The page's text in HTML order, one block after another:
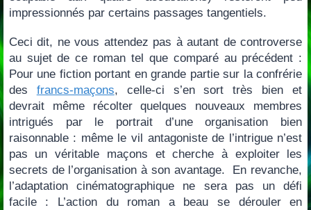
impressionnés par certains passages tangentiels.
Ceci dit, ne vous attendez pas à autant de controverse
au sujet de ce roman tel que comparé au précédent :
Pour une fiction portant en grande partie sur la confrérie
des francs-maçons, celle-ci s’en sort très bien et
devrait même récolter quelques nouveaux membres
intrigués par le portrait d’une organisation bien
raisonnable : même le vil antagoniste de l’intrigue n’est
pas un véritable maçons et cherche à exploiter les
secrets de l’organisation à son avantage. En revanche,
l’adaptation cinématographique ne sera pas un défi
facile : L’action du roman a beau se dérouler en